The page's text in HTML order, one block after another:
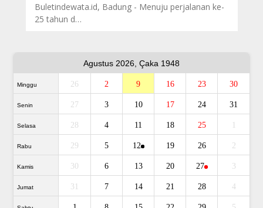
Buletindewata.id, Badung - Menuju perjalanan ke-
25 tahun d…
Agustus 2026, Çaka 1948
Minggu 26 2 9 16 23 30
Senin 27 3 10 17 24 31
Selasa 28 4 11 18 25
Rabu 29 5 12 19 26 2
Kamis 30 6 13 20 27 3
Jumat 31 7 14 21 28 4